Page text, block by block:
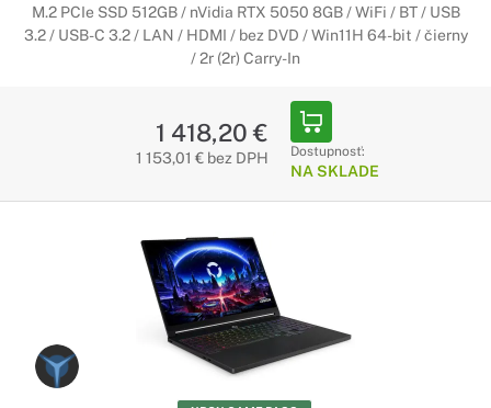
M.2 PCIe SSD 512GB / nVidia RTX 5050 8GB / WiFi / BT / USB
3.2 / USB-C 3.2 / LAN / HDMI / bez DVD / Win11H 64-bit / čierny
/ 2r (2r) Carry-In
1 418,20 €
1 153,01 € bez DPH Dostupnosť:
NA SKLADE